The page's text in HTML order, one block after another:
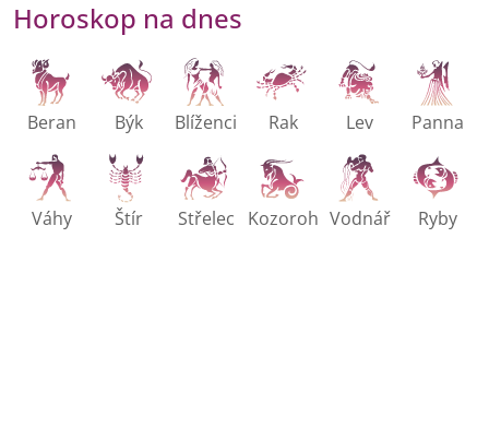
Horoskop na dnes
Beran Býk Blíženci Rak Lev Panna
Váhy Štír Střelec Kozoroh Vodnář Ryby